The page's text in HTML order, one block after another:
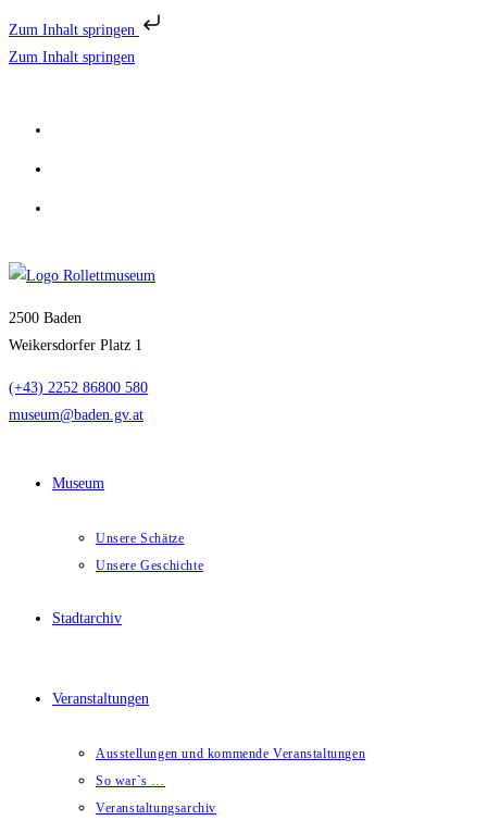
Zum Inhalt springen
Zum Inhalt springen
2500 Baden
Weikersdorfer Platz 1
(+43) 2252 86800 580
museum@baden.gv.at
Museum
Unsere Schätze
Unsere Geschichte
Stadtarchiv
Veranstaltungen
Ausstellungen und kommende Veranstaltungen
So war`s …
Veranstaltungsarchiv